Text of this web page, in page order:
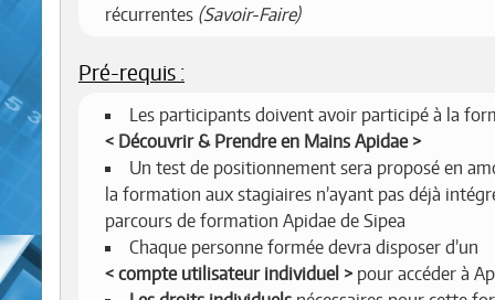
récurrentes (Savoir-Faire)
Pré-requis :
Les participants doivent avoir participé à la
Découvrir & Prendre en Mains Apidae
Un test de positionnement sera proposé en
la formation aux stagiaires n’ayant pas déjà
parcours de formation Apidae de Sipea
Chaque personne formée devra disposer d’un
compte utilisateur individuel
pour accéder à